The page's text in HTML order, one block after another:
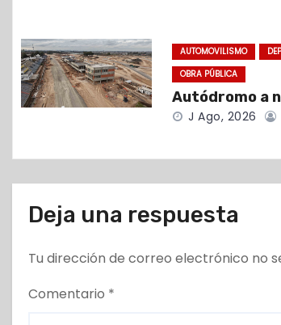
e
n
r
a
d
a
s
AUTOMOVILISMO
OBRA PÚBLICA
Autódromo a
J Ago, 2026
Deja una respuesta
Tu dirección de correo electrónico no
Comentario *